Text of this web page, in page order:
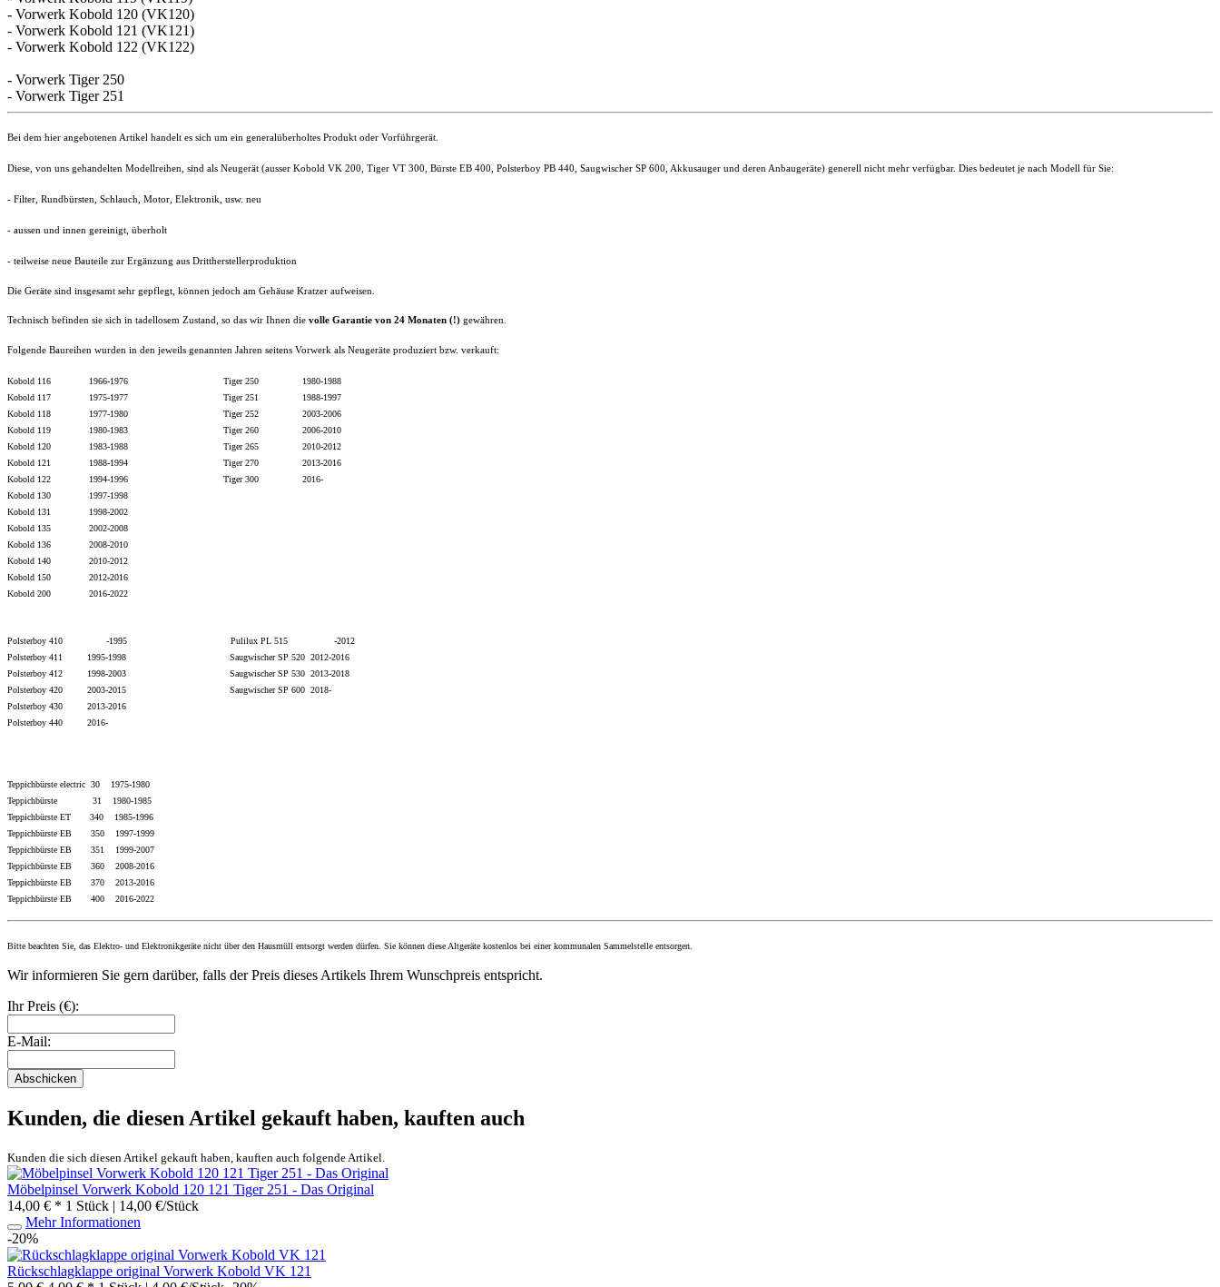
- Vorwerk Kobold 120 (VK120)
- Vorwerk Kobold 121 (VK121)
- Vorwerk Kobold 122 (VK122)
- Vorwerk Tiger 250
- Vorwerk Tiger 251
Bei dem hier angebotenen Artikel handelt es sich um ein generalüberholtes Produkt oder Vorführgerät.
Diese, von uns gehandelten Modellreihen, sind als Neugerät (ausser Kobold VK 200, Tiger VT 300, Bürste EB 400, Polsterboy PB 440, Saugwischer SP 600, Akkusauger und deren Anbaugeräte) generell nicht mehr verfügbar. Dies bedeutet je nach Modell für Sie:
- Filter, Rundbürsten , Schlauch, Motor, Elektronik, usw. neu
- aussen und innen gereinigt, überholt
- teilweise neue Bauteile zur Ergänzung aus Drittherstellerproduktion
Die Geräte sind insgesamt sehr gepflegt, können jedoch am Gehäuse Kratzer aufweisen.
Technisch befinden sie sich in tadellosem Zustand, so das wir Ihnen die volle Garantie von 24 Monaten (!) gewähren.
Folgende Baureihen wurden in den jeweils genannten Jahren seitens Vorwerk als Neugeräte produziert bzw. verkauft:
Kobold 116 1966-1976 Tiger 250 1980-1988
Kobold 117 1975-1977 Tiger 251 1988-1997
Kobold 118 1977-1980 Tiger 252 2003-2006
Kobold 119 1980-1983 Tiger 260 2006-2010
Kobold 120 1983-1988 Tiger 265 2010-2012
Kobold 121 1988-1994 Tiger 270 2013-2016
Kobold 122 1994-1996 Tiger 300 2016-
Kobold 130 1997-1998
Kobold 131 1998-2002
Kobold 135 2002-2008
Kobold 136 2008-2010
Kobold 140 2010-2012
Kobold 150 2012-2016
Kobold 200 2016-2022
Polsterboy 410 -1995 Pulilux PL 515 -2012
Polsterboy 411 1995-1998 Saugwischer SP 520 2012-2016
Polsterboy 412 1998-2003 Saugwischer SP 530 2013-2018
Polsterboy 420 2003-2015 Saugwischer SP 600 2018-
Polsterboy 430 2013-2016
Polsterboy 440 2016-
Teppichbürste electric 30 1975-1980
Teppichbürste 31 1980-1985
Teppichbürste ET 340 1985-1996
Teppichbürste EB 350 1997-1999
Teppichbürste EB 351 1999-2007
Teppichbürste EB 360 2008-2016
Teppichbürste EB 370 2013-2016
Teppichbürste EB 400 2016-2022
Bitte beachten Sie, das Elektro- und Elektronikgeräte nicht über den Hausmüll entsorgt werden dürfen. Sie können diese Altgeräte kostenlos bei einer kommunalen Sammelstelle entsorgen.
Wir informieren Sie gern darüber, falls der Preis dieses Artikels Ihrem Wunschpreis entspricht.
Ihr Preis (€):
E-Mail:
Abschicken
Kunden, die diesen Artikel gekauft haben, kauften auch
Kunden die sich diesen Artikel gekauft haben, kauften auch folgende Artikel.
Möbelpinsel Vorwerk Kobold 120 121 Tiger 251 - Das Original
14,00 € * 1 Stück | 14,00 €/Stück
Mehr Informationen
-20%
Rückschlagklappe original Vorwerk Kobold VK 121